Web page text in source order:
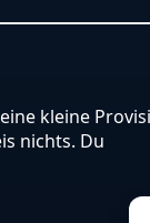
kleine
nichts. Du